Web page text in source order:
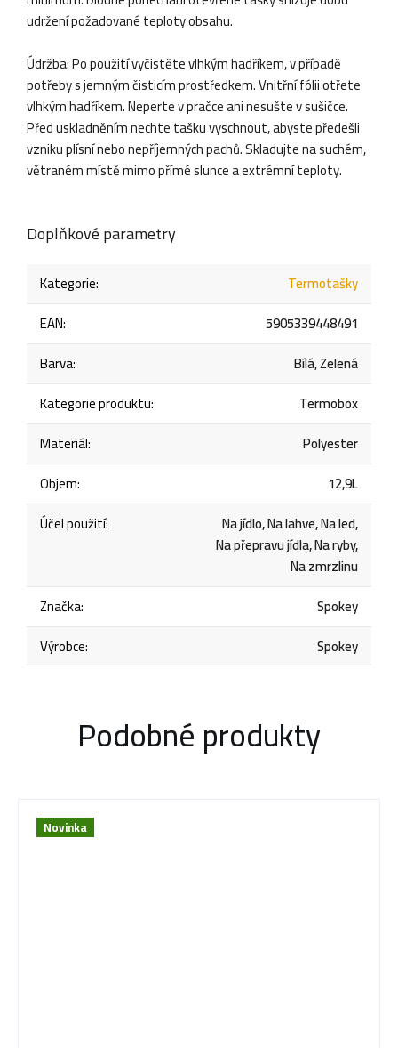
udržení požadované teploty obsahu.
Údržba: Po použití vyčistěte vlhkým hadříkem, v případě
potřeby s jemným čisticím prostředkem. Vnitřní fólii otřete
vlhkým hadříkem. Neperte v pračce ani nesušte v sušičce.
Před uskladněním nechte tašku vyschnout, abyste předešli
vzniku plísní nebo nepříjemných pachů. Skladujte na suchém,
větraném místě mimo přímé slunce a extrémní teploty.
Doplňkové parametry
Kategorie:
Termotašky
EAN:
5905339448491
Barva:
Bílá, Zelená
Kategorie produktu:
Termobox
Materiál:
Polyester
Objem:
12,9L
Účel použití:
Na jídlo, Na lahve, Na led,
Na přepravu jídla, Na ryby,
Na zmrzlinu
Značka:
Spokey
Výrobce: Spokey
Podobné produkty
Novinka